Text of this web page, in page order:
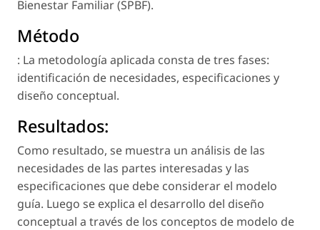
Bienestar Familiar (SPBF).
Método
: La metodología aplicada consta de tres fases:
identificación de necesidades, especificaciones y
diseño conceptual.
Resultados:
Como resultado, se muestra un análisis de las
necesidades de las partes interesadas y las
especificaciones que debe considerar el modelo
guía. Luego se explica el desarrollo del diseño
conceptual a través de los conceptos de modelo de